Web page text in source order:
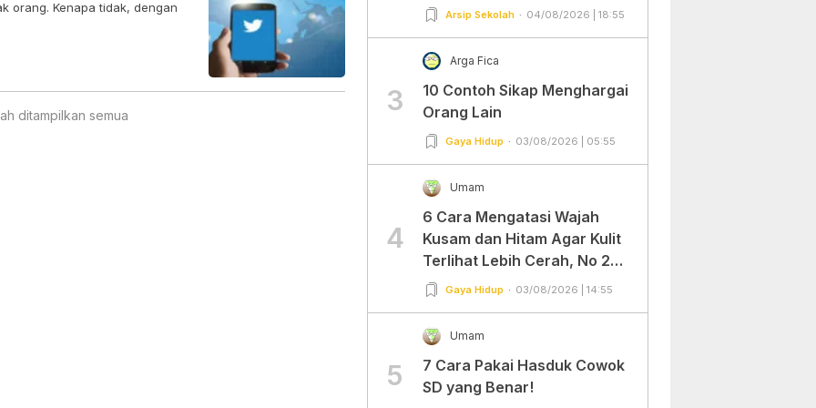
orang. Kenapa tidak, dengan
ditampilkan semua
Arsip Sekolah 04/08/2026 | 18:55
3
Arga Fica
10 Contoh Sikap Menghargai
Orang Lain
Gaya Hidup 03/08/2026 | 05:55
4
Umam
6 Cara Mengatasi Wajah
Kusam dan Hitam Agar Kulit
Terlihat Lebih Cerah, No 2
Gampang Banget dan Mudah
Gaya Hidup 03/08/2026 | 14:55
5
Umam
7 Cara Pakai Hasduk Cowok
SD yang Benar!